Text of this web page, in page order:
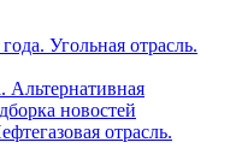
Угольная отрасль.
Альтернативная
новостей
отрасль.